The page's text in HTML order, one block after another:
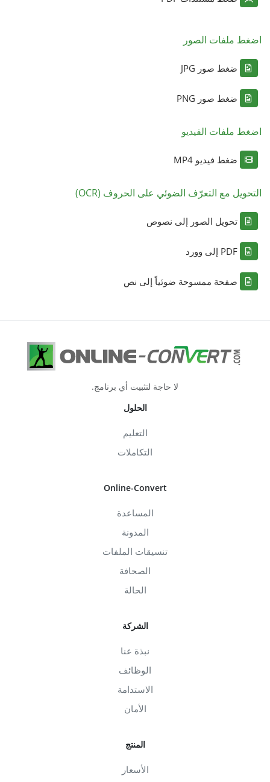
اضغط ملفات الصور
ضغط صور JPG
ضغط صور PNG
اضغط ملفات الفيديو
ضغط فيديو MP4
التحويل مع التعرّف الضوئي على الحروف (OCR)
تحويل الصور إلى نصوص
PDF إلى وورد
صفحة ممسوحة ضوئياً إلى نص
لا حاجة لتثبيت أي برنامج.
الحلول
التعليم
التكاملات
Online-Convert
المساعدة
المدونة
تنسيقات الملفات
الصحافة
الحالة
الشركة
نبذة عنا
الوظائف
الاستدامة
الأمان
المنتج
الأسعار